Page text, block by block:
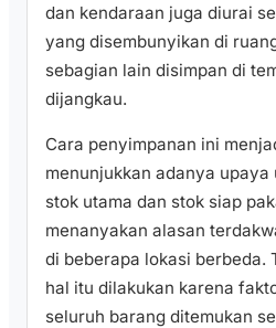
dan kendaraan juga diurai
yang disembunyikan di
sebagian lain disimpan di
dijangkau.
Cara penyimpanan ini
menunjukkan adanya upaya
stok utama dan stok siap
menanyakan alasan
di beberapa lokasi berbeda.
hal itu dilakukan karena
seluruh barang ditemukan